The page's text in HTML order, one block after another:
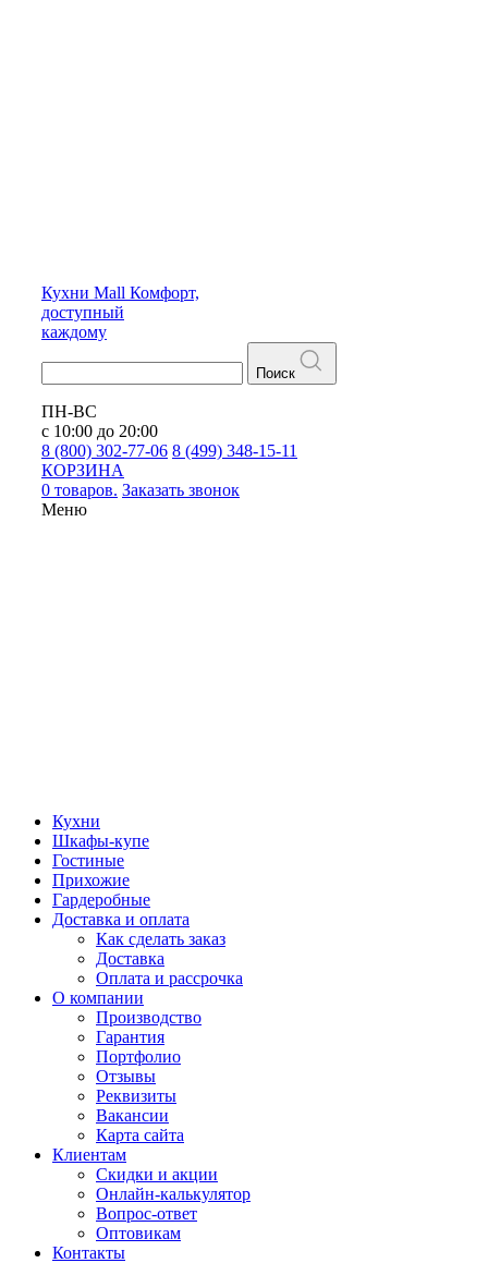
Кухни Mall Комфорт,
доступный
каждому
Поиск
ПН-ВС
с 10:00 до 20:00
8 (800) 302-77-06 8 (499) 348-15-11
КОРЗИНА
0 товаров. Заказать звонок
Меню
Кухни
Шкафы-купе
Гостиные
Прихожие
Гардеробные
Доставка и оплата
Как сделать заказ
Доставка
Оплата и рассрочка
О компании
Производство
Гарантия
Портфолио
Отзывы
Реквизиты
Вакансии
Карта сайта
Клиентам
Скидки и акции
Онлайн-калькулятор
Вопрос-ответ
Оптовикам
Контакты